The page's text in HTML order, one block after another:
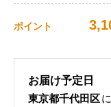
ポイント
お届け予定日
東京都千代田区